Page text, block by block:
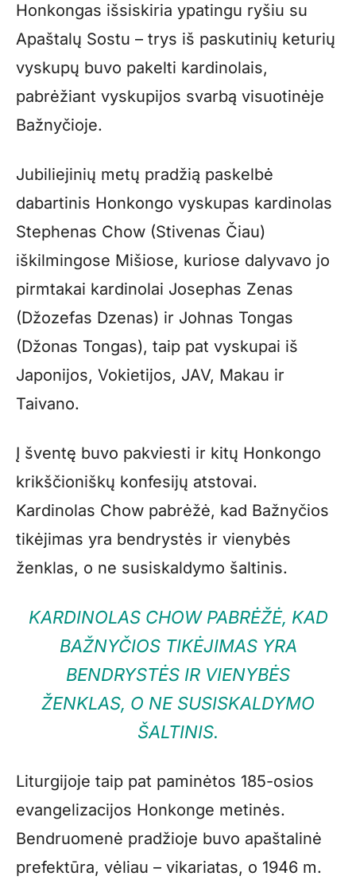
Honkongas išsiskiria ypatingu ryšiu su
Apaštalų Sostu – trys iš paskutinių keturių
vyskupų buvo pakelti kardinolais,
pabrėžiant vyskupijos svarbą visuotinėje
Bažnyčioje.
Jubiliejinių metų pradžią paskelbė
dabartinis Honkongo vyskupas kardinolas
Stephenas Chow (Stivenas Čiau)
iškilmingose Mišiose, kuriose dalyvavo jo
pirmtakai kardinolai Josephas Zenas
(Džozefas Dzenas) ir Johnas Tongas
(Džonas Tongas), taip pat vyskupai iš
Japonijos, Vokietijos, JAV, Makau ir
Taivano.
Į šventę buvo pakviesti ir kitų Honkongo
krikščioniškų konfesijų atstovai.
Kardinolas Chow pabrėžė, kad Bažnyčios
tikėjimas yra bendrystės ir vienybės
ženklas, o ne susiskaldymo šaltinis.
KARDINOLAS CHOW PABRĖŽĖ, KAD
BAŽNYČIOS TIKĖJIMAS YRA
BENDRYSTĖS IR VIENYBĖS
ŽENKLAS, O NE SUSISKALDYMO
ŠALTINIS.
Liturgijoje taip pat paminėtos 185-osios
evangelizacijos Honkonge metinės.
Bendruomenė pradžioje buvo apaštalinė
prefektūra, vėliau – vikariatas, o 1946 m.